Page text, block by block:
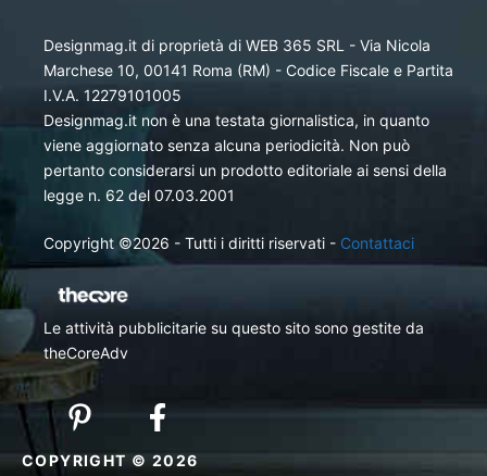
Designmag.it di proprietà di WEB 365 SRL - Via Nicola
Marchese 10, 00141 Roma (RM) - Codice Fiscale e Partita
I.V.A. 12279101005
Designmag.it non è una testata giornalistica, in quanto
viene aggiornato senza alcuna periodicità. Non può
pertanto considerarsi un prodotto editoriale ai sensi della
legge n. 62 del 07.03.2001
Copyright ©2026 - Tutti i diritti riservati - Contattaci
Le attività pubblicitarie su questo sito sono gestite da
theCoreAdv
COPYRIGHT © 2026